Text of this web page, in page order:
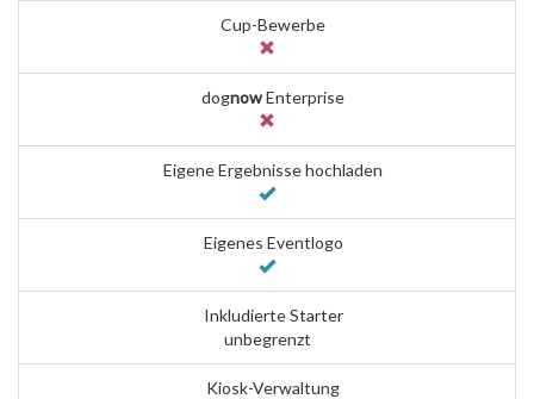
Cup-Bewerbe
dognowEnterprise
Eigene Ergebnisse hochladen
Eigenes Eventlogo
Inkludierte Starter
unbegrenzt
Kiosk-Verwaltung